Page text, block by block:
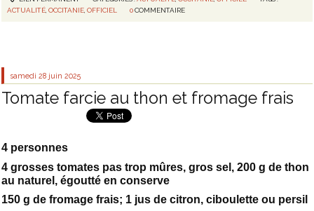
ACTUALITÉ,OCCITANIE,OFFICIEL 0 COMMENTAIRE
samedi 28 juin 2025
Tomate farcie au thon et fromage frais
4 personnes
4 grosses tomates pas trop mûres, gros sel, 200 g de thon
au naturel, égoutté en conserve
150 g de fromage frais; 1 jus de citron, ciboulette ou persil